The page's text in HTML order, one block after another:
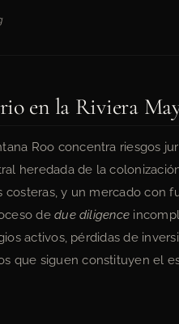
en la Riviera
Roo concentra riesgos
heredada de la
costeras, y un mercado con
dedue diligence
activos, pérdidas de
que siguen constituyen el